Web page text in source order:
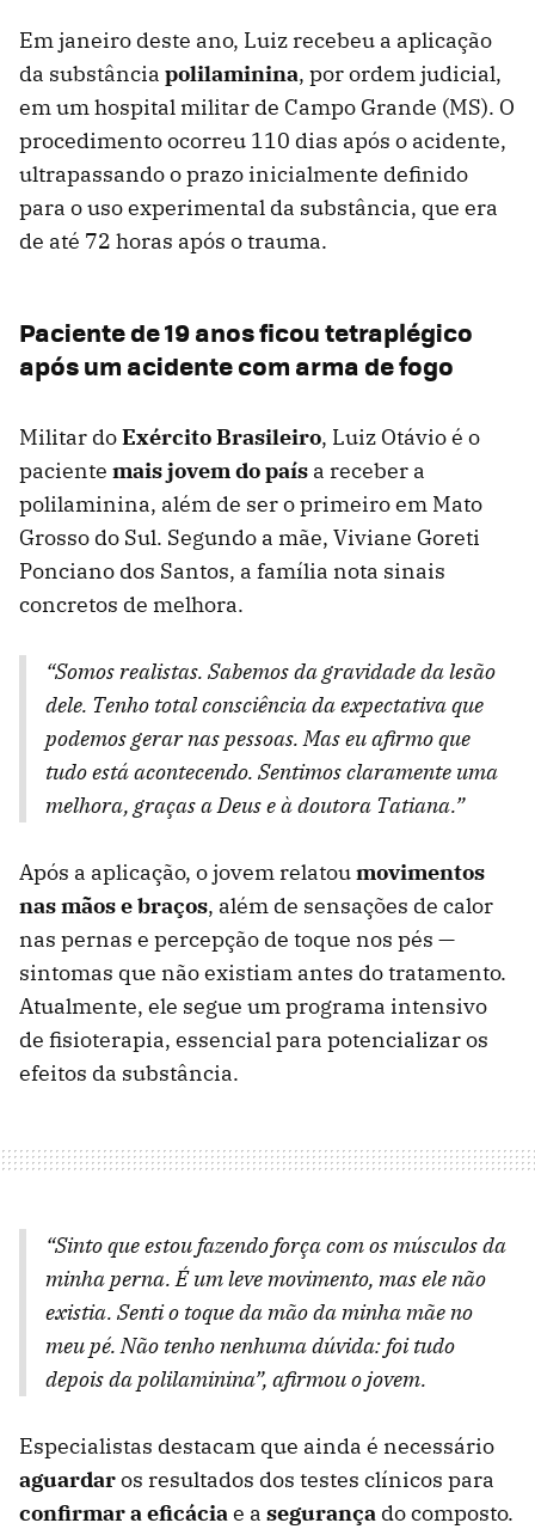
Em janeiro deste ano, Luiz recebeu a aplicação
da substância polilaminina, por ordem judicial,
em um hospital militar de Campo Grande (MS). O
procedimento ocorreu 110 dias após o acidente,
ultrapassando o prazo inicialmente definido
para o uso experimental da substância, que era
de até 72 horas após o trauma.
Paciente de 19 anos ficou tetraplégico
após um acidente com arma de fogo
Militar doExército Brasileiro, Luiz Otávio é o
paciente mais jovem do país a receber a
polilaminina, além de ser o primeiro em Mato
Grosso do Sul. Segundo a mãe, Viviane Goreti
Ponciano dos Santos, a família nota sinais
concretos de melhora.
“Somos realistas. Sabemos da gravidade da lesão
dele. Tenho total consciência da expectativa que
podemos gerar nas pessoas. Mas eu afirmo que
tudo está acontecendo. Sentimos claramente uma
melhora, graças a Deus e à doutora Tatiana.”
Após a aplicação, o jovem relatoumovimentos
nas mãos e braços, além de sensações de calor
nas pernas e percepção de toque nos pés —
sintomas que não existiam antes do tratamento.
Atualmente, ele segue um programa intensivo
de fisioterapia, essencial para potencializar os
efeitos da substância.
“Sinto que estou fazendo força com os músculos da
minha perna. É um leve movimento, mas ele não
existia. Senti o toque da mão da minha mãe no
meu pé. Não tenho nenhuma dúvida: foi tudo
depois da polilaminina”, afirmou o jovem.
Especialistas destacam que ainda é necessário
aguardaros resultados dos testes clínicos para
confirmar a eficáciae a segurança do composto.